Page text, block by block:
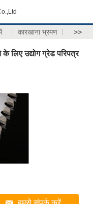
कारखाना भ्रमण >>
लिए उद्योग ग्रेड परिपत्र